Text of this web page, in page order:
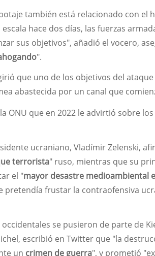
también está relacionado con el
escala hace dos días, las fuerzas
sus objetivos", añadió el vocero,
".
que uno de los objetivos del
abastecida por un canal que
ucraniano, Vladímir Zelenski,
terrorista" ruso, mientras que su
el "mayor desastre medioambiental
pretendía frustar la contraofensiva
se pusieron de parte de
escribió en Twitter que "la
un crimen de guerra", y prometió